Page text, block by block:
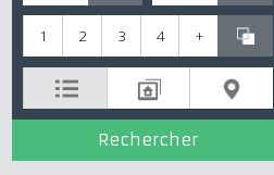
m² min m² max
1 2 3 4 +